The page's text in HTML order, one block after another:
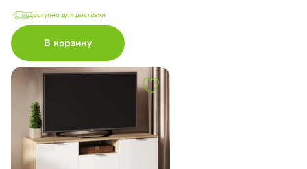
Доступно для доставки
В корзину